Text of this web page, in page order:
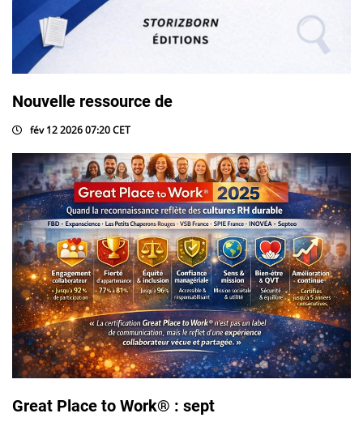
Nouvelle ressource de
fév 12 2026 07:20 CET
Great Place to Work® : sept